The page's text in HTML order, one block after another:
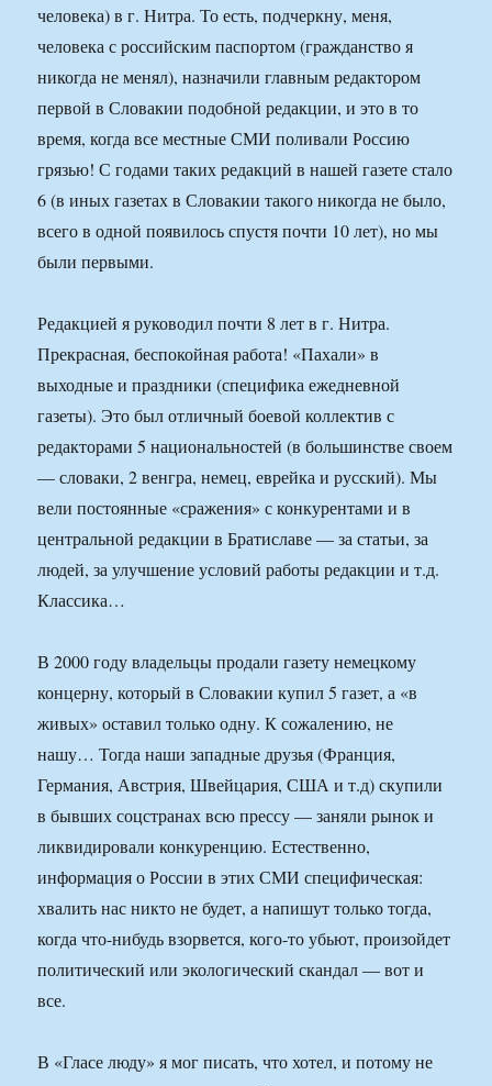
человека) в г. Нитра. То есть, подчеркну, меня,
человека с российским паспортом (гражданство я
никогда не менял), назначили главным редактором
первой в Словакии подобной редакции, и это в то
время, когда все местные СМИ поливали Россию
грязью! С годами таких редакций в нашей газете стало
6 (в иных газетах в Словакии такого никогда не было,
всего в одной появилось спустя почти 10 лет), но мы
были первыми.
Редакцией я руководил почти 8 лет в г. Нитра.
Прекрасная, беспокойная работа! «Пахали» в
выходные и праздники (специфика ежедневной
газеты). Это был отличный боевой коллектив с
редакторами 5 национальностей (в большинстве своем
— словаки, 2 венгра, немец, еврейка и русский). Мы
вели постоянные «сражения» с конкурентами и в
центральной редакции в Братиславе — за статьи, за
людей, за улучшение условий работы редакции и т.д.
Классика…
В 2000 году владельцы продали газету немецкому
концерну, который в Словакии купил 5 газет, а «в
живых» оставил только одну. К сожалению, не
нашу… Тогда наши западные друзья (Франция,
Германия, Австрия, Швейцария, США и т.д) скупили
в бывших соцстранах всю прессу — заняли рынок и
ликвидировали конкуренцию. Естественно,
информация о России в этих СМИ специфическая:
хвалить нас никто не будет, а напишут только тогда,
когда что-нибудь взорвется, кого-то убьют, произойдет
политический или экологический скандал — вот и
все.
В «Гласе люду» я мог писать, что хотел, и потому не